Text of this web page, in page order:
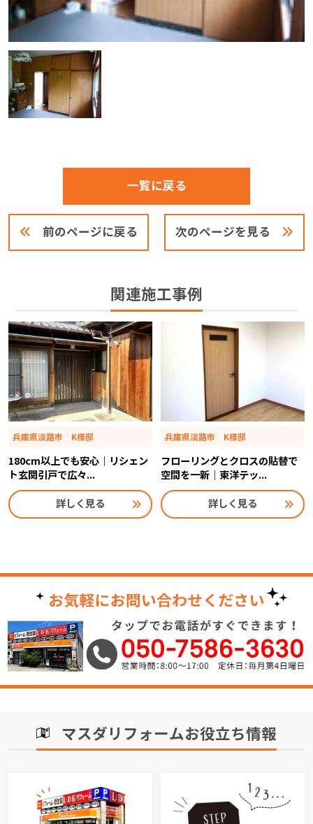
前のページに戻る
一覧に戻る
次のページを見る
関連施工事例
兵庫県淡路市 K様邸
180cm以上でも安心｜リシェン
ト玄関引戸で広々...
詳しく見る
兵庫県淡路市 K様邸
フローリングとクロスの貼替で
空間を一新｜東洋テッ...
詳しく見る
マスダリフォームお役立ち情報